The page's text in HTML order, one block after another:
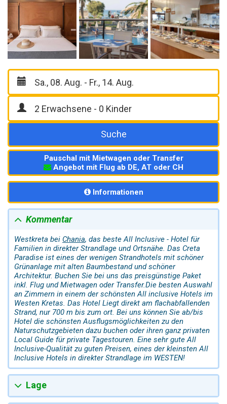
Suche
Pauschal mit Mietwagen oder Transfer
Angebot mit Flug ab DE, AT oder CH
Informationen
Kommentar
Westkreta bei Chania, das beste All Inclusive - Hotel für
Familien in direkter Strandlage und Ortsnähe. Das Creta
Paradise ist eines der wenigen Strandhotels mit schöner
Grünanlage mit alten Baumbestand und schöner
Architektur. Buchen Sie bei uns das preisgünstige Paket
inkl. Flug und Mietwagen oder Transfer.Die besten Auswahl
an Zimmern in einem der schönsten All inclusive Hotels im
Westen Kretas. Das Hotel Liegt direkt am flachabfallenden
Strand, nur 700 m bis zum ort. Bei uns können Sie ab/bis
Hotel die schönsten Ausflugsmöglichkeiten zu den
Naturschutzgebieten dazu buchen oder ihren ganz privaten
Local Guide für private Tagestouren. Eine sehr gute All
Inclusive-Qualität zu guten Preisen, eines der kleinsten All
Inclusive Hotels in direkter Strandlage im WESTEN!
Lage